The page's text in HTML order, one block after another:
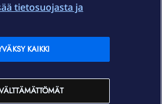
tietosuojasta ja
KAIKKI